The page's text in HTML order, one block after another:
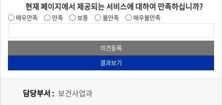
현재 페이지에서 제공되는 서비스에 대하여 만족하십니까?
매우만족 만족 보통 불만족 매우불만족
담당부서 : 보건사업과